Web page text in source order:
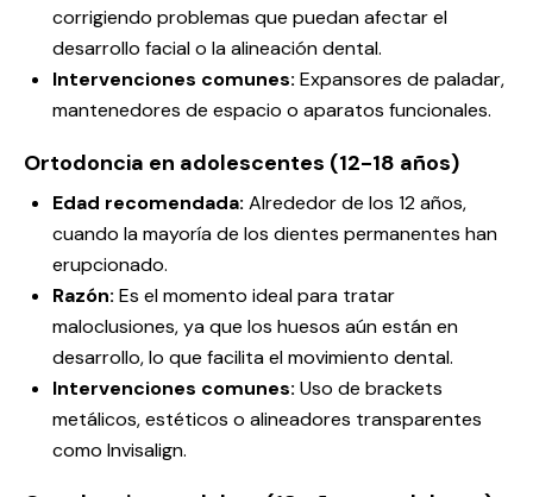
corrigiendo problemas que puedan afectar el
desarrollo facial o la alineación dental.
Intervenciones comunes: Expansores de paladar,
mantenedores de espacio o aparatos funcionales.
Ortodoncia en adolescentes (12-18 años)
Edad recomendada: Alrededor de los 12 años,
cuando la mayoría de los dientes permanentes han
erupcionado.
Razón: Es el momento ideal para tratar
maloclusiones, ya que los huesos aún están en
desarrollo, lo que facilita el movimiento dental.
Intervenciones comunes: Uso de brackets
metálicos, estéticos o alineadores transparentes
como Invisalign.